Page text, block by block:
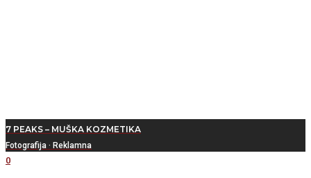
7 PEAKS – MUŠKA KOZMETIKA
Fotografija · Reklamna
0